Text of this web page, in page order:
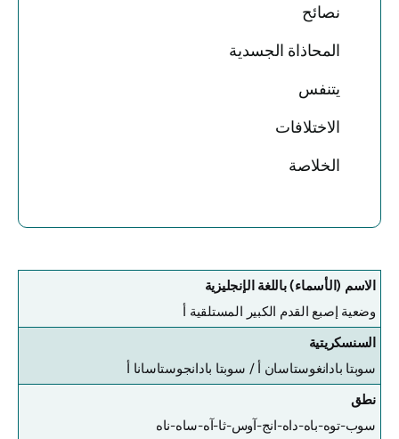
نصائح
المحاذاة الجسدية
يتنفس
الاختلافات
الخلاصة
الاسم (الأسماء) باللغة الإنجليزية
وضعية إصبع القدم الكبير المستلقية أ
السنسكريتية
سوبتا بادانغوستاسان أ /سوبتا بادانجوستاسانا أ
نطق
سوب-توه-باه-داه-انج-آوس-ثا-آه-ساه-ناه